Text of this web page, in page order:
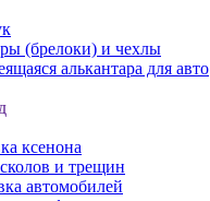
(брелоки) и чехлы
алькантара для авто
ксенона
и трещин
автомобилей